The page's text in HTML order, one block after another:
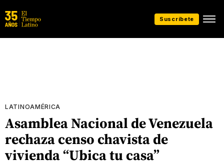
Suscríbete
LATINOAMÉRICA
Asamblea Nacional de Venezuela
rechaza censo chavista de
vivienda “Ubica tu casa”